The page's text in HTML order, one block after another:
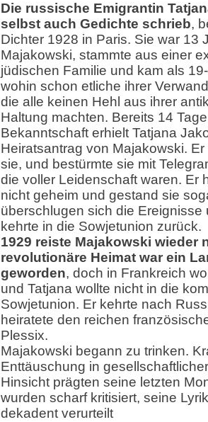
Die russische Emigrantin
selbst auch Gedichte schrieb,
Dichter 1928 in Paris. Sie war 13
Majakowski, stammte aus einer
jüdischen Familie und kam als
wohin schon etliche ihrer
die alle keinen Hehl aus ihrer
Haltung machten. Bereits 14
Bekanntschaft erhielt Tatjana
Heiratsantrag von Majakowski.
sie, und bestürmte sie mit
die voller Leidenschaft waren. Er
nicht geheim und gestand sie
überschlugen sich die Ereignisse
kehrte in die Sowjetunion zurück.
1929 reiste Majakowski wieder
revolutionäre Heimat war ein
geworden, doch in Frankreich
und Tatjana wollte nicht in die
Sowjetunion. Er kehrte nach
heiratete den reichen
Plessix.
Majakowski begann zu trinken.
Enttäuschung in
Hinsicht prägten seine letzten
wurden scharf kritisiert, seine
dekadent verurteilt